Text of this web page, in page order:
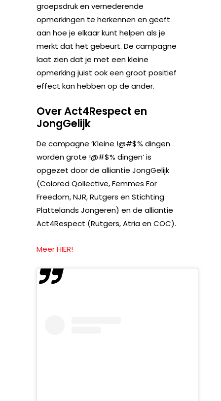
groepsdruk en vernederende
opmerkingen te herkennen en geeft
aan hoe je elkaar kunt helpen als je
merkt dat het gebeurt. De campagne
laat zien dat je met een kleine
opmerking juist ook een groot positief
effect kan hebben op de ander.
Over Act4Respect en
JongGelijk
De campagne ‘Kleine !@#$% dingen
worden grote !@#$% dingen’ is
opgezet door de alliantie JongGelijk
(Colored Qollective, Femmes For
Freedom, NJR, Rutgers en Stichting
Plattelands Jongeren) en de alliantie
Act4Respect (Rutgers, Atria en COC).
Meer HIER!